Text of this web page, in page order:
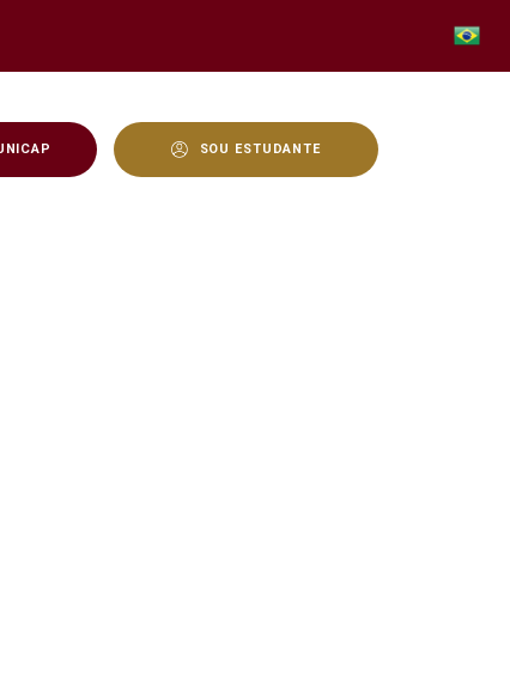
SOU ESTUDANTE
diaspóricos e